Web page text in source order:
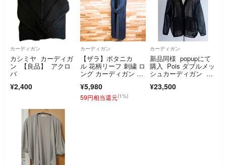
カーディガン
カシミヤ カーディガ
ン 【良品】 アクロ
バ
¥2,400
カーディガン
【ザラ】ボタニカ
ル 花柄リーフ 刺繍 ロ
ング カーディガン ガ
¥5,980
59円相当還元(1%)
カーディガン
新品同様 popupにて
購入 Pois ダブルメッ
シュカーディガン ポ
¥23,500